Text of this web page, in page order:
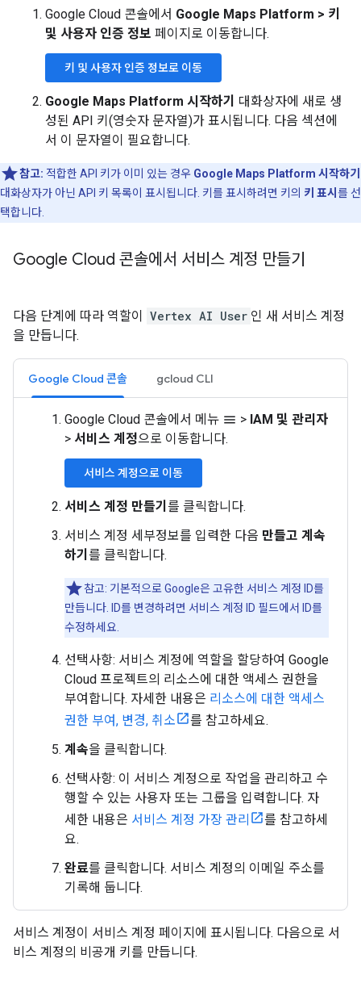
Google Cloud 콘솔에서 Google Maps Platform > 키
및 사용자 인증 정보 페이지로 이동합니다.
키 및 사용자 인증 정보로 이동
Google Maps Platform 시작하기
대화상자에 새로 생
성된 API 키(영숫자 문자열)가 표시됩니다. 다음 섹션에
서 이 문자열이 필요합니다.
참고: 적합한 API 키가 이미 있는 경우 Google Maps Platform 시작하기
대화상자가 아닌 API 키 목록이 표시됩니다. 키를 표시하려면 키의 키 표시 를 선
택합니다.
Google Cloud 콘솔에서 서비스 계정 만들기
다음 단계에 따라 역할이 Vertex AI User 인 새 서비스 계정
을 만듭니다.
Google Cloud 콘솔 gcloud CLI
Google Cloud 콘솔에서 메뉴 menu > IAM 및 관리자
> 서비스 계정으로 이동합니다.
서비스 계정으로 이동
서비스 계정 만들기 를 클릭합니다.
서비스 계정 세부정보를 입력한 다음 만들고 계속
하기 를 클릭합니다.
참고: 기본적으로 Google은 고유한 서비스 계정 ID를
만듭니다. ID를 변경하려면 서비스 계정 ID 필드에서 ID를
수정하세요.
선택사항: 서비스 계정에 역할을 할당하여 Google
Cloud 프로젝트의 리소스에 대한 액세스 권한을
부여합니다. 자세한 내용은 리소스에 대한 액세스
권한 부여, 변경, 취소
를 참고하세요.
계속을 클릭합니다.
선택사항: 이 서비스 계정으로 작업을 관리하고 수
행할 수 있는 사용자 또는 그룹을 입력합니다. 자
세한 내용은 서비스 계정 가장 관리
를 참고하세
요.
완료를 클릭합니다. 서비스 계정의 이메일 주소를
기록해 둡니다.
서비스 계정이 서비스 계정 페이지에 표시됩니다. 다음으로 서
비스 계정의 비공개 키를 만듭니다.